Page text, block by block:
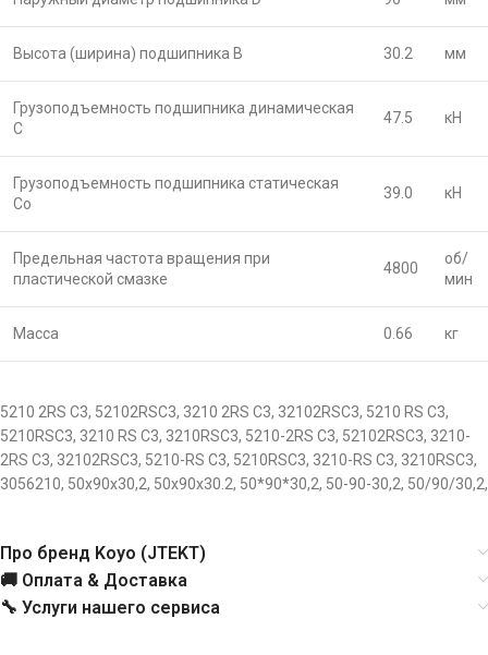
Высота (ширина) подшипника B 30.2 мм
Грузоподъемность подшипника динамическая
C
47.5 кН
Грузоподъемность подшипника статическая
Co
39.0 кН
Предельная частота вращения при
пластической смазке
4800
об/
мин
Масса 0.66 кг
5210 2RS C3, 52102RSC3, 3210 2RS C3, 32102RSC3, 5210 RS C3,
5210RSC3, 3210 RS C3, 3210RSC3, 5210-2RS C3, 52102RSC3, 3210-
2RS C3, 32102RSC3, 5210-RS C3, 5210RSC3, 3210-RS C3, 3210RSC3,
3056210, 50x90x30,2, 50х90х30.2, 50*90*30,2, 50-90-30,2, 50/90/30,2,
Про бренд Koyo (JTEKT)
🚚 Оплата & Доставка
🔧 Услуги нашего сервиса